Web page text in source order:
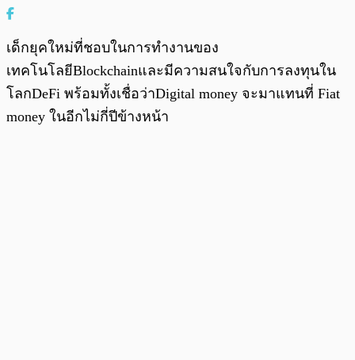
เด็กยุคใหม่ที่ชอบในการทำงานของ
เทคโนโลยีBlockchainและมีความสนใจกับการลงทุนใน
โลกDeFi พร้อมทั้งเชื่อว่าDigital money จะมาแทนที่ Fiat
money ในอีกไม่กี่ปีข้างหน้า